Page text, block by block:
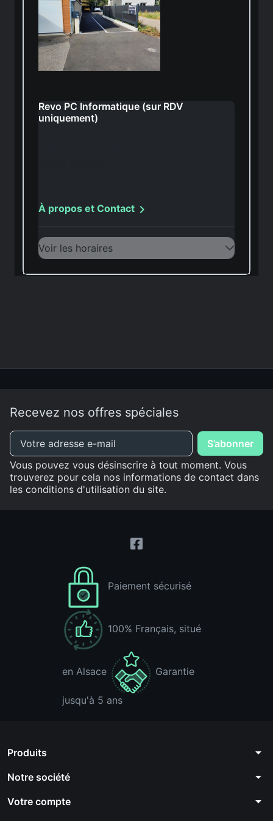
Revo PC Informatique (sur RDV
uniquement)
À propos et Contact 
Voir les horaires
Recevez nos offres spéciales
Vous pouvez vous désinscrire à tout moment. Vous
trouverez pour cela nos informations de contact dans
les conditions d'utilisation du site.
Paiement sécurisé
100% Français, situé
en Alsace Garantie
jusqu'à 5 ans
Produits arrow_drop_down
Notre société arrow_drop_down
Votre compte arrow_drop_down